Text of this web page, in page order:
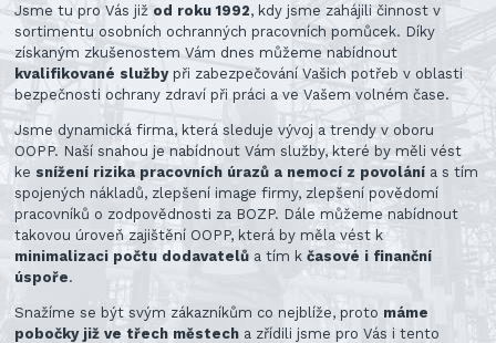
Jsme tu pro Vás již od roku 1992, kdy jsme zahájili činnost v
sortimentu osobních ochranných pracovních pomůcek. Díky
získaným zkušenostem Vám dnes můžeme nabídnout
kvalifikované službypři zabezpečování Vašich potřeb v oblasti
bezpečnosti ochrany zdraví při práci a ve Vašem volném čase.
Jsme dynamická firma, která sleduje vývoj a trendy v oboru
OOPP. Naší snahou je nabídnout Vám služby, které by měli vést
ke snížení rizika pracovních úrazů a nemocí z povolání a s tím
spojených nákladů, zlepšení image firmy, zlepšení povědomí
pracovníků o zodpovědnosti za BOZP. Dále můžeme nabídnout
takovou úroveň zajištění OOPP, která by měla vést k
minimalizaci počtu dodavatelů a tím kčasové i finanční
úspoře.
Snažíme se být svým zákazníkům co nejblíže, proto máme
pobočky již ve třech městech a zřídili jsme pro Vás i tento